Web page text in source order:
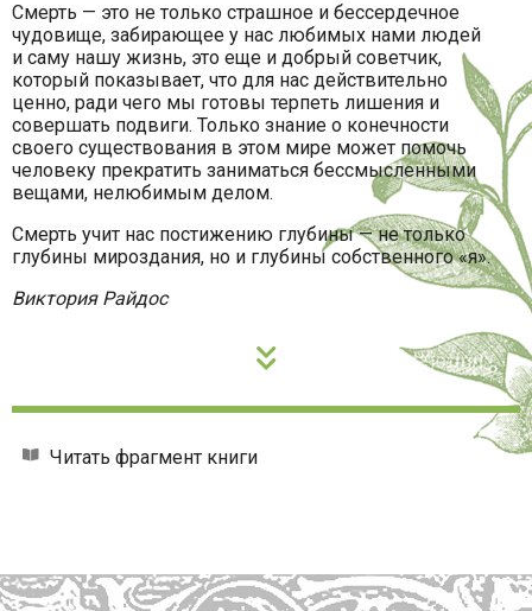
Смерть — это не только страшное и бессердечное
чудовище, забирающее у нас любимых нами людей
и саму нашу жизнь, это еще и добрый советчик,
который показывает, что для нас действительно
ценно, ради чего мы готовы терпеть лишения и
совершать подвиги. Только знание о конечности
своего существования в этом мире может помочь
человеку прекратить заниматься бессмысленными
вещами, нелюбимым делом.
Смерть учит нас постижению глубины — не только
глубины мироздания, но и глубины собственного «я».
Виктория Райдос
Читать фрагмент книги